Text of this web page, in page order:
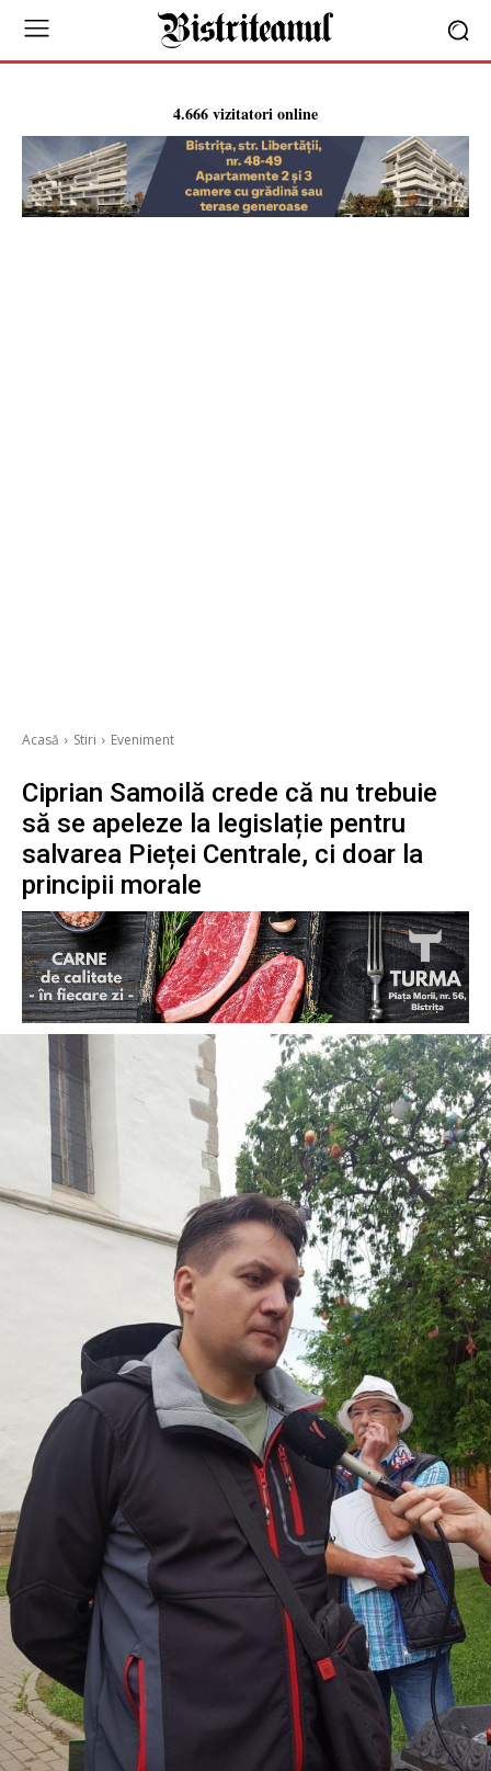
4.666 vizitatori online
Acasă Stiri Eveniment
Ciprian Samoilă crede că nu trebuie
să se apeleze la legislație pentru
salvarea Pieței Centrale, ci doar la
principii morale